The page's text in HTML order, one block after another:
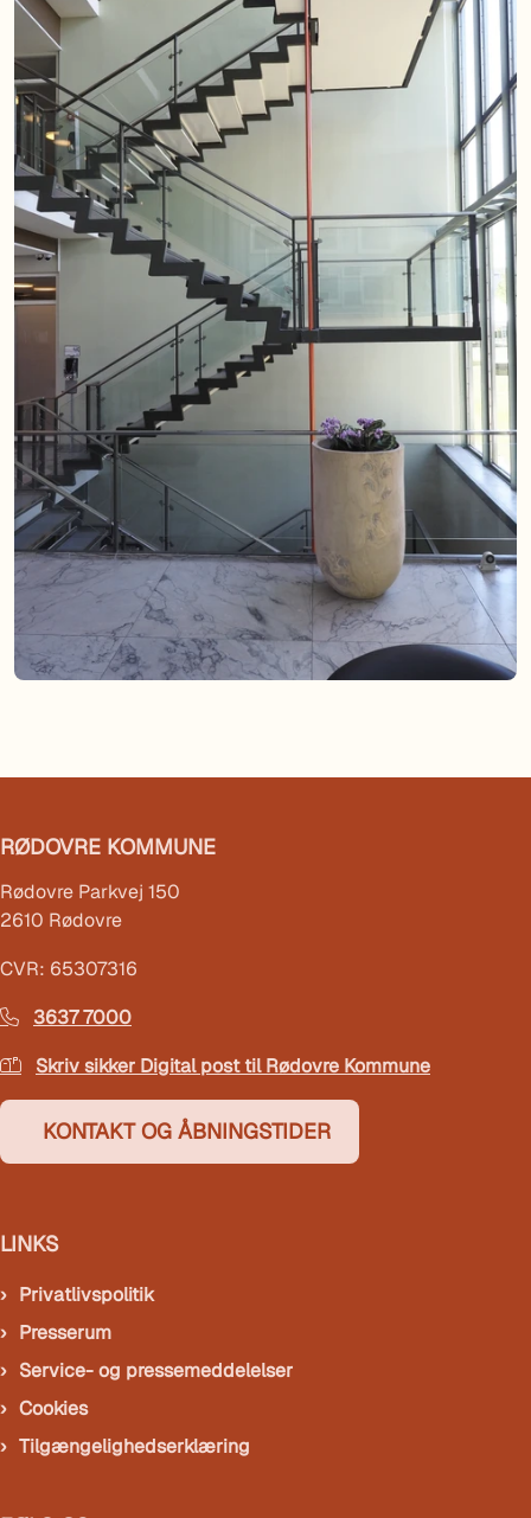
RØDOVRE KOMMUNE
Rødovre Parkvej 150
2610 Rødovre
CVR: 65307316
3637 7000
Skriv sikker Digital post til Rødovre Kommune
KONTAKT OG ÅBNINGSTIDER
LINKS
Privatlivspolitik
Presserum
Service- og pressemeddelelser
Cookies
Tilgængelighedserklæring